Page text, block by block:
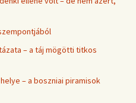
– a táj mögötti titkos
– a boszniai piramisok